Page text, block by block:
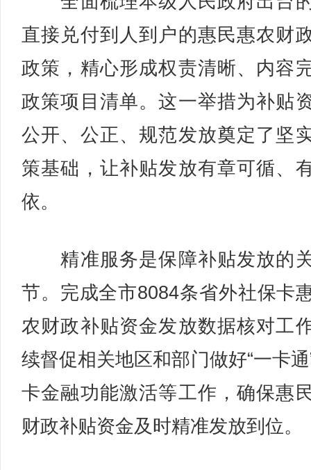
直接兑付到人到户的惠民惠农财
政策，精心形成权责清晰、内容
政策项目清单。这一举措为补贴
公开、公正、规范发放奠定了坚
策基础，让补贴发放有章可循、
依。
精准服务是保障补贴发放的
节。完成全市8084条省外社保卡
农财政补贴资金发放数据核对工
续督促相关地区和部门做好“一卡
卡金融功能激活等工作，确保惠
财政补贴资金及时精准发放到位。